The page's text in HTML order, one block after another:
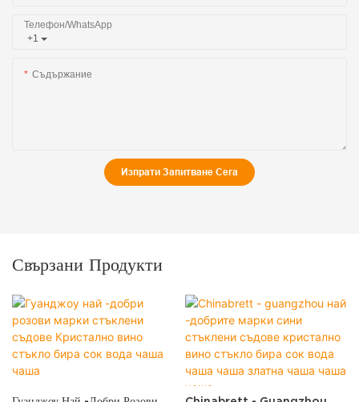
+1
Телефон/WhatsApp
Съдържание
Изпрати Запитване Сега
Свързани Продукти